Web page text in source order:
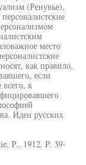
(Ренувье),
место
как правило,
если
к
Идеи русских
P., 1912. P. 39-